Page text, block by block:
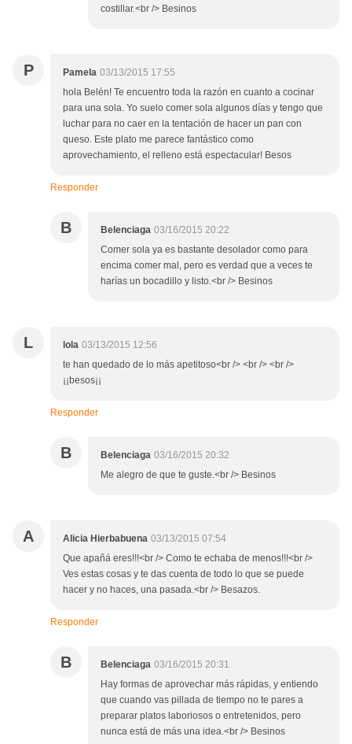
costillar.<br /> Besinos
P Pamela 03/13/2015 17:55
hola Belén! Te encuentro toda la razón en cuanto a cocinar
para una sola. Yo suelo comer sola algunos días y tengo que
luchar para no caer en la tentación de hacer un pan con
queso. Este plato me parece fantástico como
aprovechamiento, el relleno está espectacular! Besos
Responder
B Belenciaga 03/16/2015 20:22
Comer sola ya es bastante desolador como para
encima comer mal, pero es verdad que a veces te
harías un bocadillo y listo.<br /> Besinos
L lola 03/13/2015 12:56
te han quedado de lo más apetitoso<br /> <br /> <br />
¡¡besos¡¡
Responder
B Belenciaga 03/16/2015 20:32
Me alegro de que te guste.<br /> Besinos
A Alicia Hierbabuena 03/13/2015 07:54
Que apañá eres!!!<br /> Como te echaba de menos!!!<br />
Ves estas cosas y te das cuenta de todo lo que se puede
hacer y no haces, una pasada.<br /> Besazos.
Responder
B Belenciaga 03/16/2015 20:31
Hay formas de aprovechar más rápidas, y entiendo
que cuando vas pillada de tiempo no te pares a
preparar platos laboriosos o entretenidos, pero
nunca está de más una idea.<br /> Besinos